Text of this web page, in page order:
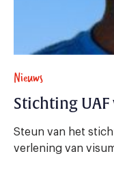
Nieuws
Stichting
Steun van het
verlening van